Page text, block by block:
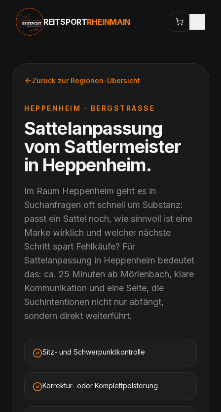
REITSPORTRHEINMAIN
Zurück zur Regionen-Übersicht
HEPPENHEIM · BERGSTRASSE
Sattelanpassung
vom Sattlermeister
in Heppenheim.
Im Raum Heppenheim geht es in
Suchanfragen oft schnell um Substanz:
passt ein Sattel noch, wie sinnvoll ist eine
Marke wirklich und welcher nächste
Schritt spart Fehlkäufe? Für
Sattelanpassung in Heppenheim bedeutet
das: ca. 25 Minuten ab Mörlenbach, klare
Kommunikation und eine Seite, die
Suchintentionen nicht nur abfängt,
sondern direkt weiterführt.
Sitz- und Schwerpunktkontrolle
Korrektur- oder Komplettpolsterung